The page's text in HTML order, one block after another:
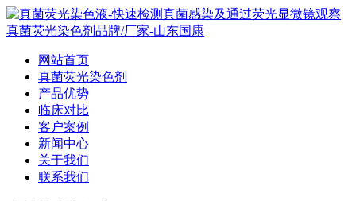
网站首页
真菌荧光染色剂
产品优势
临床对比
客户案例
新闻中心
关于我们
联系我们